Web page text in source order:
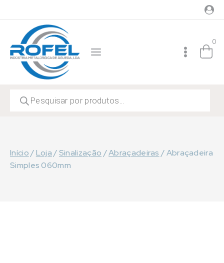
to
content
0
search
Início/Loja /Sinalização /Abraçadeiras /Abraçadeira
Simples 060mm